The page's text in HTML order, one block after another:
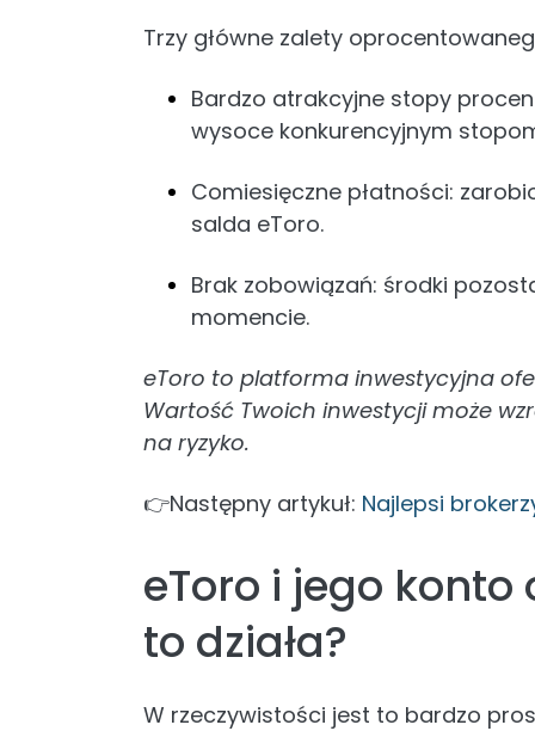
Trzy główne zalety
Bardzo atrakcyjne stopy
wysoce konkurencyjnym
Comiesięczne płatności:
salda eToro.
Brak zobowiązań: środki
momencie.
eToro to platforma inwestycyjna
Wartość Twoich inwestycji może
na ryzyko.
👉Następny artykuł: Najlepsi
eToro i jego
to działa?
W rzeczywistości jest to bardzo